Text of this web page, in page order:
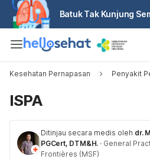
Batuk Tak Kunjung
Kesehatan Pernapasan Penyakit
ISPA
Ditinjau secara medis oleh dr.
PGCert, DTM&H. · General
Frontières (MSF)